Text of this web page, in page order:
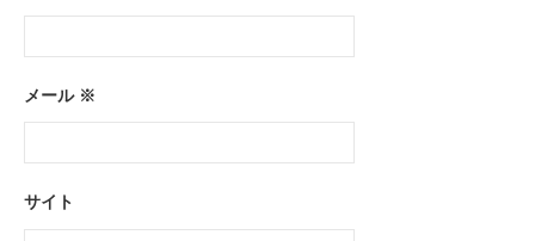
メール ※
サイト